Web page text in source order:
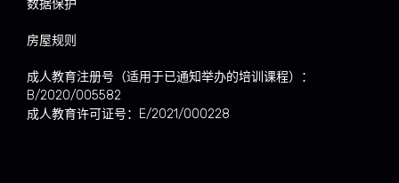
数据保护
房屋规则
成人教育注册号（适用于已通知举办的培训课程）：
B/2020/005582
成人教育许可证号：E/2021/000228